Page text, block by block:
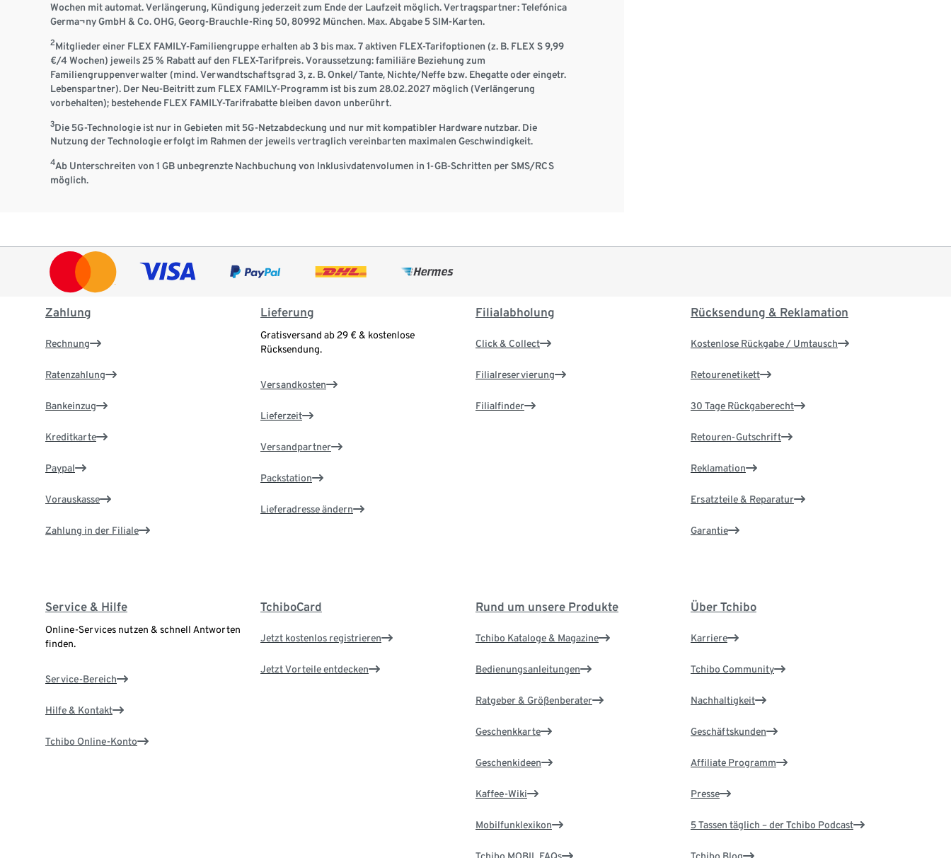
Wochen mit automat. Verlängerung, Kündigung jederzeit zum Ende der Laufzeit möglich. Vertragspartner: Telefónica
Germa¬ny GmbH & Co. OHG, Georg-Brauchle-Ring 50, 80992 München. Max. Abgabe 5 SIM-Karten.
2Mitglieder einer FLEX FAMILY-Familiengruppe erhalten ab 3 bis max. 7 aktiven FLEX-Tarifoptionen (z. B. FLEX S 9,99
€/4 Wochen) jeweils 25 % Rabatt auf den FLEX-Tarifpreis. Voraussetzung: familiäre Beziehung zum
Familiengruppenverwalter (mind. Verwandtschaftsgrad 3, z. B. Onkel/Tante, Nichte/Neffe bzw. Ehegatte oder eingetr.
Lebenspartner). Der Neu-Beitritt zum FLEX FAMILY-Programm ist bis zum 28.02.2027 möglich (Verlängerung
vorbehalten); bestehende FLEX FAMILY-Tarifrabatte bleiben davon unberührt.
3Die 5G-Technologie ist nur in Gebieten mit 5G-Netzabdeckung und nur mit kompatibler Hardware nutzbar. Die
Nutzung der Technologie erfolgt im Rahmen der jeweils vertraglich vereinbarten maximalen Geschwindigkeit.
4Ab Unterschreiten von 1 GB unbegrenzte Nachbuchung von Inklusivdatenvolumen in 1-GB-Schritten per SMS/RCS
möglich.
Zahlung
Rechnung
Ratenzahlung
Bankeinzug
Kreditkarte
Paypal
Vorauskasse
Zahlung in der Filiale
Lieferung
Gratisversand ab 29 € & kostenlose
Rücksendung.
Versandkosten
Lieferzeit
Versandpartner
Packstation
Lieferadresse ändern
Filialabholung
Click & Collect
Filialreservierung
Filialfinder
Rücksendung & Reklamation
Kostenlose Rückgabe / Umtausch
Retourenetikett
30 Tage Rückgaberecht
Retouren-Gutschrift
Reklamation
Ersatzteile & Reparatur
Garantie
Service & Hilfe
Online-Services nutzen & schnell Antworten
finden.
Service-Bereich
Hilfe & Kontakt
Tchibo Online-Konto
TchiboCard
Jetzt kostenlos registrieren
Jetzt Vorteile entdecken
Rund um unsere Produkte
Tchibo Kataloge & Magazine
Bedienungsanleitungen
Ratgeber & Größenberater
Geschenkkarte
Geschenkideen
Kaffee-Wiki
Mobilfunklexikon
Über Tchibo
Karriere
Tchibo Community
Nachhaltigkeit
Geschäftskunden
Affiliate Programm
Presse
5 Tassen täglich – der Tchibo Podcast